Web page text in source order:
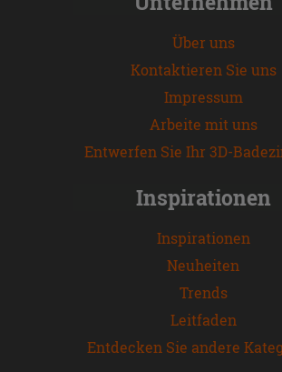
Über uns
Kontaktieren Sie uns
Impressum
Arbeite mit uns
Entwerfen Sie Ihr 3D-
Inspirationen
Inspirationen
Neuheiten
Trends
Leitfaden
Entdecken Sie andere